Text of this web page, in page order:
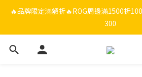
🔥品牌限定滿額折🔥ROG周邊滿1500折
300
🔥品牌限定滿額折🔥ROG周邊滿1500折
300
🔥品牌加碼滿額折🔥Razer周邊滿1500折